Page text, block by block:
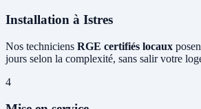
Installation à Istres
Nos techniciens RGE certifiés locaux
jours selon la complexité, sans salir votre
4